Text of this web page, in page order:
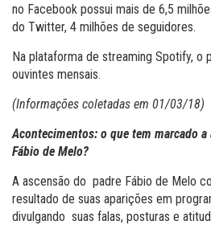
no Facebook possui mais de 6,5
do Twitter, 4 milhões de seguidores.
Na plataforma de streaming Spotify, o
ouvintes mensais.
(Informações coletadas em 01/03/18)
Acontecimentos: o que tem marcado a
Fábio de Melo?
A ascensão do padre Fábio de Melo
resultado de suas aparições em
divulgando suas falas, posturas e